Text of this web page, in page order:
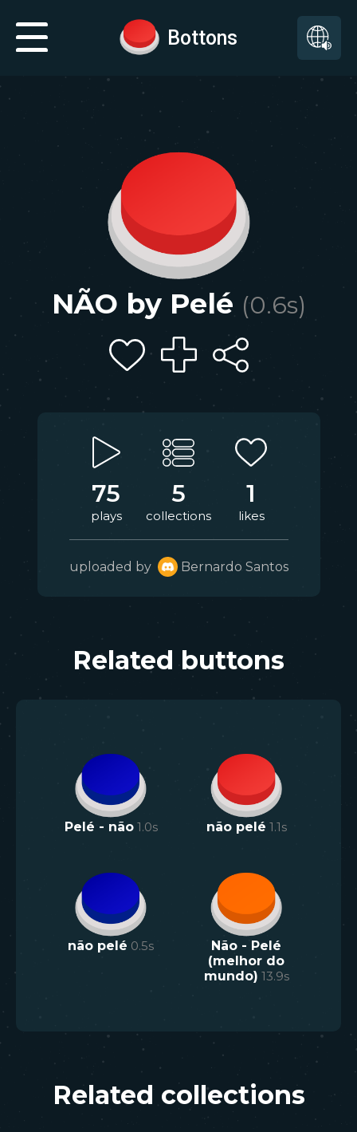
Bottons
NÃO by Pelé (0.6s)
75
plays
5
collections
1
likes
uploaded by Bernardo Santos
Related buttons
Pelé - não 1.0s não pelé 1.1s
não pelé 0.5s
Não - Pelé
(melhor do
mundo) 13.9s
Related collections